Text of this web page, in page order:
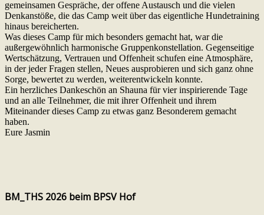
gemeinsamen Gespräche, der offene Austausch und die vielen
Denkanstöße, die das Camp weit über das eigentliche Hundetraining
hinaus bereicherten.
Was dieses Camp für mich besonders gemacht hat, war die
außergewöhnlich harmonische Gruppenkonstellation. Gegenseitige
Wertschätzung, Vertrauen und Offenheit schufen eine Atmosphäre,
in der jeder Fragen stellen, Neues ausprobieren und sich ganz ohne
Sorge, bewertet zu werden, weiterentwickeln konnte.
Ein herzliches Dankeschön an Shauna für vier inspirierende Tage
und an alle Teilnehmer, die mit ihrer Offenheit und ihrem
Miteinander dieses Camp zu etwas ganz Besonderem gemacht
haben.
Eure Jasmin
BM_THS 2026 beim BPSV Hof